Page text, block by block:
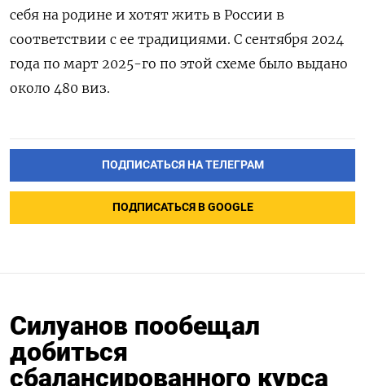
себя на родине и хотят жить в России в
соответствии с ее традициями. С сентября 2024
года по март 2025-го по этой схеме было выдано
около 480 виз.
ПОДПИСАТЬСЯ НА ТЕЛЕГРАМ
ПОДПИСАТЬСЯ В GOOGLE
Силуанов пообещал
добиться
сбалансированного курса